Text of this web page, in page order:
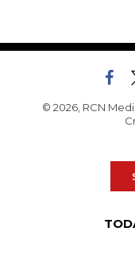
© 2026, RCN